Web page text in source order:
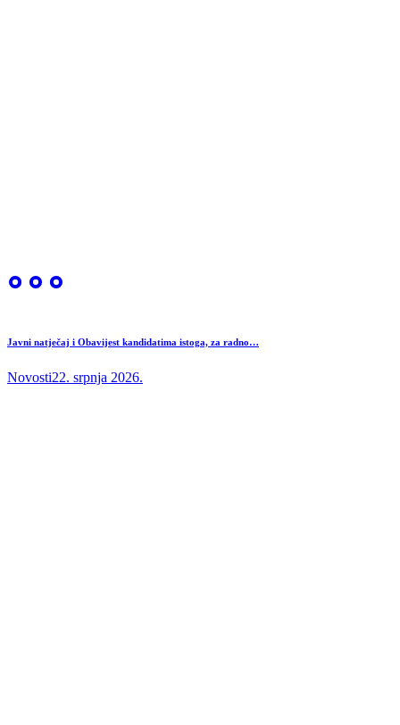
Javni natječaj i Obavijest kandidatima istoga, za radno…
Novosti22. srpnja 2026.